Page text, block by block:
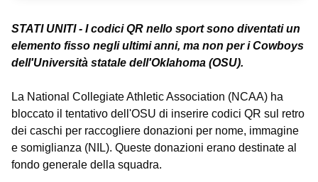
STATI UNITI - I codici QR nello sport sono diventati un
elemento fisso negli ultimi anni, ma non per i Cowboys
dell'Università statale dell'Oklahoma (OSU).
La National Collegiate Athletic Association (NCAA) ha
bloccato il tentativo dell'OSU di inserire codici QR sul retro
dei caschi per raccogliere donazioni per nome, immagine
e somiglianza (NIL). Queste donazioni erano destinate al
fondo generale della squadra.